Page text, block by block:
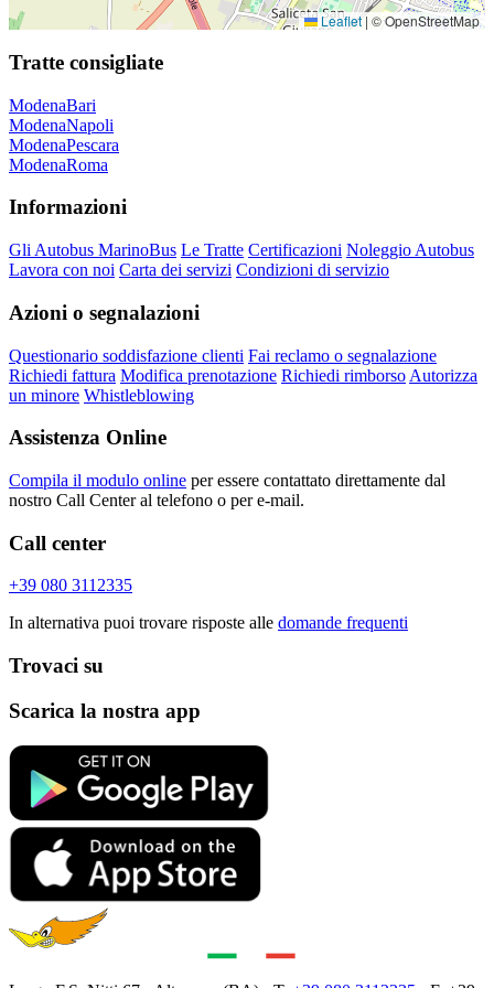
Leaflet | © OpenStreetMap
Tratte consigliate
ModenaBari
ModenaNapoli
ModenaPescara
ModenaRoma
Informazioni
Gli Autobus MarinoBus Le Tratte Certificazioni Noleggio Autobus
Lavora con noi Carta dei servizi Condizioni di servizio
Azioni o segnalazioni
Questionario soddisfazione clienti Fai reclamo o segnalazione
Richiedi fattura Modifica prenotazione Richiedi rimborso Autorizza
un minore Whistleblowing
Assistenza Online
Compila il modulo online per essere contattato direttamente dal
nostro Call Center al telefono o per e-mail.
Call center
+39 080 3112335
In alternativa puoi trovare risposte alle domande frequenti
Trovaci su
Scarica la nostra app